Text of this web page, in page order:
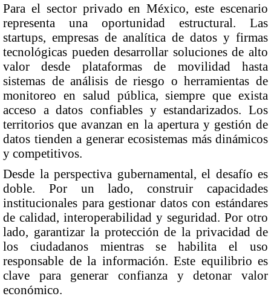
Para el sector privado en México, este escenario
representa una oportunidad estructural. Las
startups, empresas de analítica de datos y firmas
tecnológicas pueden desarrollar soluciones de alto
valor desde plataformas de movilidad hasta
sistemas de análisis de riesgo o herramientas de
monitoreo en salud pública, siempre que exista
acceso a datos confiables y estandarizados. Los
territorios que avanzan en la apertura y gestión de
datos tienden a generar ecosistemas más dinámicos
y competitivos.
Desde la perspectiva gubernamental, el desafío es
doble. Por un lado, construir capacidades
institucionales para gestionar datos con estándares
de calidad, interoperabilidad y seguridad. Por otro
lado, garantizar la protección de la privacidad de
los ciudadanos mientras se habilita el uso
responsable de la información. Este equilibrio es
clave para generar confianza y detonar valor
económico.